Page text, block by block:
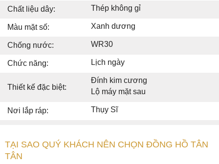
Chất liệu dây: Thép không gỉ
Màu mặt số: Xanh dương
Chống nước: WR30
Chức năng: Lịch ngày
Thiết kế đặc biệt:
Đính kim cương
Lộ máy mặt sau
Nơi lắp ráp: Thụy Sĩ
TẠI SAO QUÝ KHÁCH NÊN CHỌN ĐỒNG HỒ TÂN
TÂN